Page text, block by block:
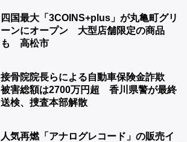
四国最大「3COINS+plus」が丸亀町グリ
ーンにオープン 大型店舗限定の商品
も 高松市
接骨院院長らによる自動車保険金詐欺
被害総額は2700万円超 香川県警が最終
送検、捜査本部解散
人気再燃「アナログレコード」の販売イ